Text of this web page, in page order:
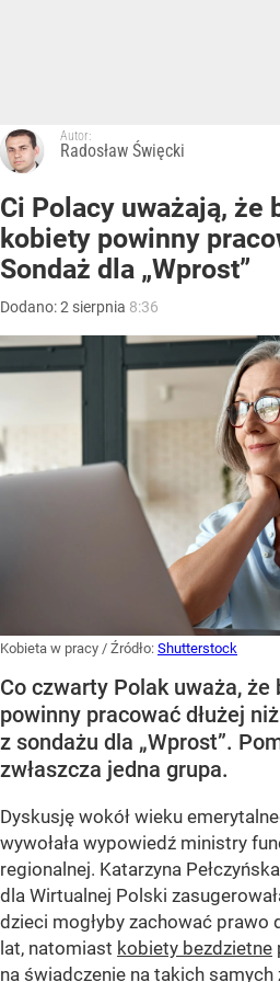
Autor:
Radosław Święcki
Ci Polacy uważają, że
kobiety powinny
Sondaż dla „Wprost”
Dodano:2 sierpnia 8:36
Kobieta w pracy / Źródło: Shutterstock
Co czwarty Polak uważa,
powinny pracować dłużej
z sondażu dla „Wprost”.
zwłaszcza jedna grupa.
Dyskusję wokół wieku
wywołała wypowiedź ministry
regionalnej. Katarzyna
dla Wirtualnej Polski
dzieci mogłyby zachować prawo
lat, natomiast kobiety bezdzietne
na świadczenie na takich samych